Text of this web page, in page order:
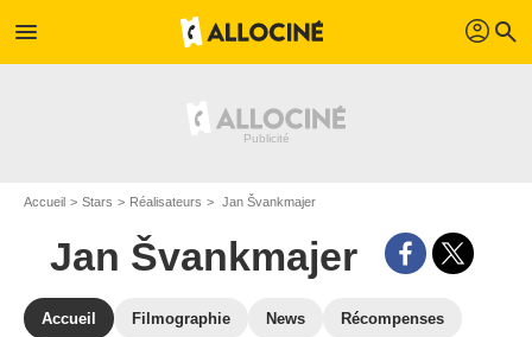
menu profil search
Accueil Stars Réalisateurs Jan Švankmajer
Jan Švankmajer
Accueil Filmographie News Récompenses